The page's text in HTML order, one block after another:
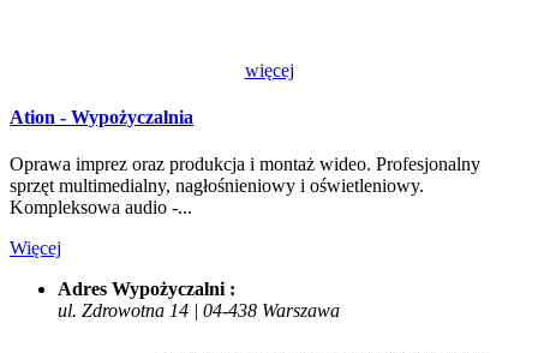
więcej
Ation - Wypożyczalnia
Oprawa imprez oraz produkcja i montaż wideo. Profesjonalny
sprzęt multimedialny, nagłośnieniowy i oświetleniowy.
Kompleksowa audio -...
Więcej
Adres Wypożyczalni :
ul. Zdrowotna 14 | 04-438 Warszawa